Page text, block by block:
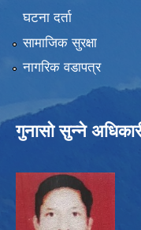
घटना दर्ता
सामाजिक सुरक्षा
नागरिक वडापत्र
गुनासो सुन्ने